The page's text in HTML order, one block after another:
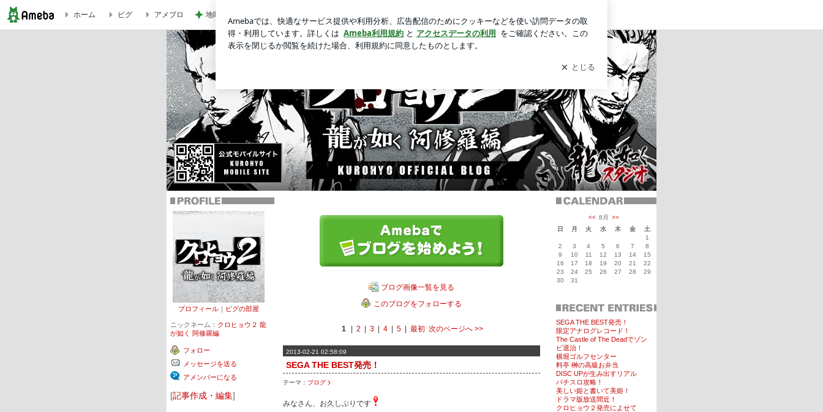
クロヒョウ２ 龍が如く 阿修羅編のブログ
ホーム ピグ アメブロ 地味なストレス減った買ってよかった物
プロフィール ｜ ピグの部屋
ニックネーム： クロヒョウ２ 龍
が如く 阿修羅編
フォロー
メッセージを送る
アメンバーになる
[記事作成・編集]
ブログ画像一覧を見る
このブログをフォローする
1 2 3 4 5 最初 次のページへ>>
2013-02-21 02:58:09
SEGA THE BEST発売！
テーマ： ブログ
みなさん、お久しぶりです
<< 8月
>>
日
月 火 水 木 金
土
1
2
3 4 5 6 7
8
9
10 11 12 13 14
15
16
17 18 19 20 21
22
23
24 25 26 27 28
29
30
31
SEGA THE BEST発売！
限定アナログレコード！
The Castle of The Deadでゾン
ビ退治！
横堀ゴルフセンター
料亭 榊の高級お弁当
DISC UPが生み出すリアル
パチスロ攻略！
美しい姫と書いて美姫！
ドラマ版放送間近！
クロヒョウ２発売によせて